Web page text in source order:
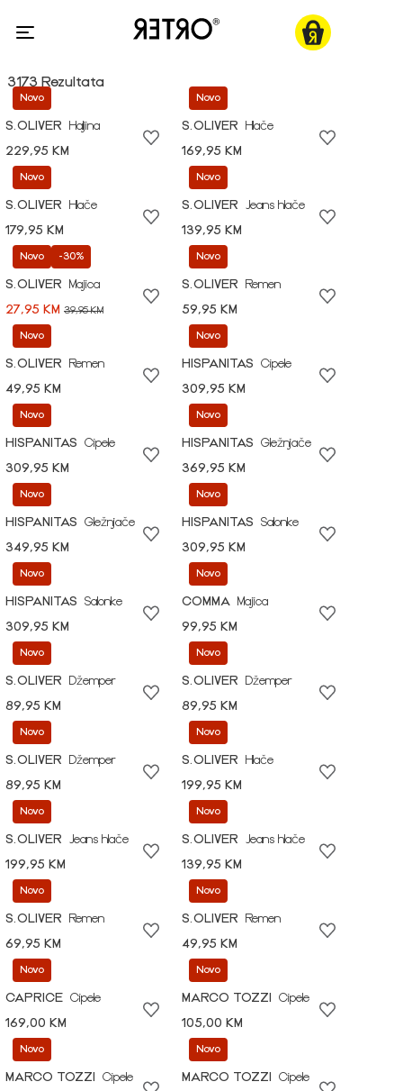
3173 Rezultata
Novo
S.OLIVER
Haljina
229,95 KM
Novo
S.OLIVER
Hlače
169,95 KM
Novo
S.OLIVER
Hlače
179,95 KM
Novo
S.OLIVER
Jeans hlače
139,95 KM
Novo -30%
S.OLIVER
Majica
27,95 KM 39,95 KM
Novo
S.OLIVER
Remen
59,95 KM
Novo
S.OLIVER
Remen
49,95 KM
Novo
HISPANITAS
Cipele
309,95 KM
Novo
HISPANITAS
Cipele
309,95 KM
Novo
HISPANITAS
Gležnjače
369,95 KM
Novo
HISPANITAS
Gležnjače
349,95 KM
Novo
HISPANITAS
Salonke
309,95 KM
Novo
HISPANITAS
Salonke
309,95 KM
Novo
COMMA
Majica
99,95 KM
Novo
S.OLIVER
Džemper
89,95 KM
Novo
S.OLIVER
Džemper
89,95 KM
Novo
S.OLIVER
Džemper
89,95 KM
Novo
S.OLIVER
Hlače
199,95 KM
Novo
S.OLIVER
Jeans hlače
199,95 KM
Novo
S.OLIVER
Jeans hlače
139,95 KM
Novo
S.OLIVER
Remen
69,95 KM
Novo
S.OLIVER
Remen
49,95 KM
Novo
CAPRICE Cipele
169,00 KM
Novo
MARCO TOZZI
Cipele
105,00 KM
Novo
MARCO TOZZI
Cipele
Novo
MARCO TOZZI
Cipele